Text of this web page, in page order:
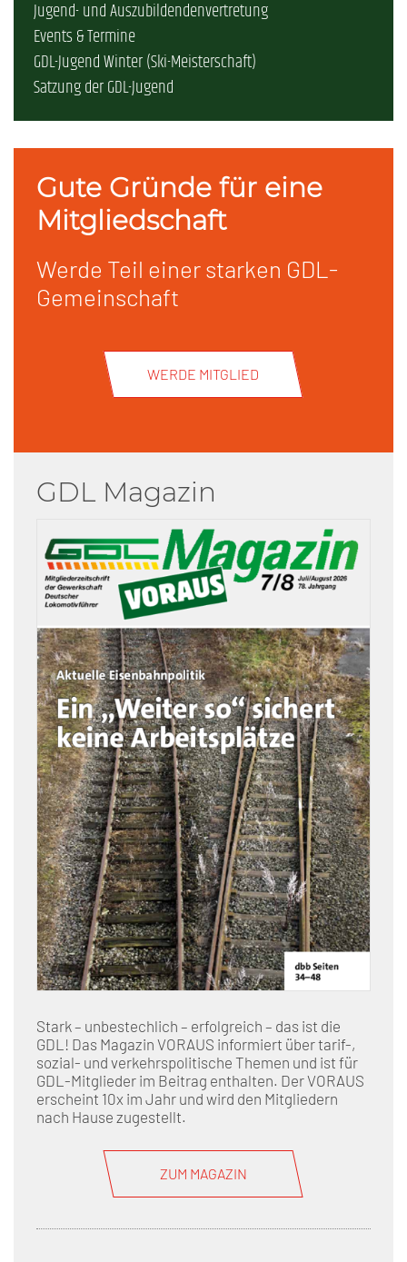
Jugend- und Auszubildendenvertretung
Events & Termine
GDL-Jugend Winter (Ski-Meisterschaft)
Satzung der GDL-Jugend
Gute Gründe für eine
Mitgliedschaft
Werde Teil einer starken GDL-
Gemeinschaft
WERDE MITGLIED
GDL Magazin
Stark – unbestechlich – erfolgreich – das ist die
GDL! Das Magazin VORAUS informiert über tarif-,
sozial- und verkehrspolitische Themen und ist für
GDL-Mitglieder im Beitrag enthalten. Der VORAUS
erscheint 10x im Jahr und wird den Mitgliedern
nach Hause zugestellt.
ZUM MAGAZIN